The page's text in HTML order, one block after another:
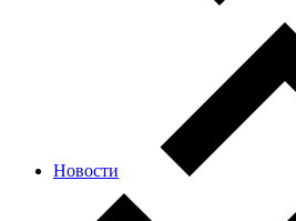
Новости